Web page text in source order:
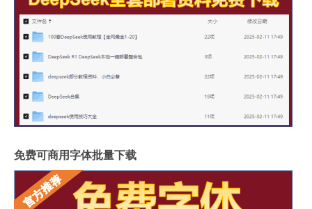
免费可商用字体批量下载